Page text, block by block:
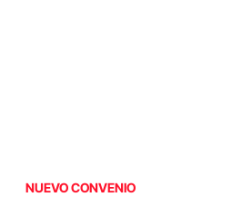
NUEVO CONVENIO